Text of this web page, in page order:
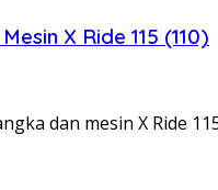
X Ride 115 (110)
dan mesin X Ride